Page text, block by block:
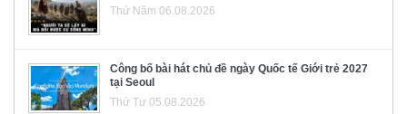
Thứ Năm 06.08.2026
Công bố bài hát chủ đề ngày Quốc tế Giới trẻ 2027
tại Seoul
Thứ Tư 05.08.2026